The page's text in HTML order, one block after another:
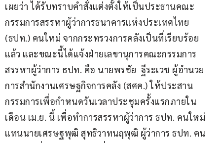
เผยว่า ได้รับทราบคำสั่งแต่งตั้งให้เป็นประธานคณะ
กรรมการสรรหาผู้ว่าการธนาคารแห่งประเทศไทย
(ธปท.) คนใหม่ จากกระทรวงการคลังเป็นที่เรียบร้อย
แล้ว และขณะนี้ได้แจ้งฝ่ายเลขานุการคณะกรรมการ
สรรหาผู้ว่าการ ธปท. คือ นายพรชัย  ฐีระเวช ผู้อำนวย
การสำนักงานเศรษฐกิจการคลัง (สศค.) ให้ประสาน
กรรมการเพื่อกำหนดวันเวลาประชุมครั้งแรกภายใน
เดือน เม.ย. นี้ เพื่อทำการสรรหาผู้ว่าการ ธปท. คนใหม่
แทนนายเศรษฐพุฒิ สุทธิวาทนฤพุฒิ ผู้ว่าการ ธปท. คน